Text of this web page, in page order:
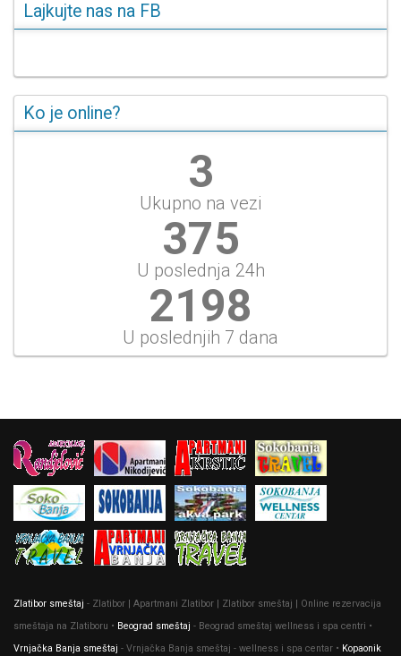
Lajkujte nas na FB
Ko je online?
3
Ukupno na vezi
417
U poslednja 24h
2442
U poslednjih 7 dana
Zlatibor smeštaj - Zlatibor | Apartmani Zlatibor | Zlatibor smeštaj | Online rezervacija
smeštaja na Zlatiboru • Beograd smeštaj - Beograd smeštaj wellness i spa centri •
Vrnjačka Banja smeštaj - Vrnjačka Banja smeštaj - wellness i spa centar • Kopaonik